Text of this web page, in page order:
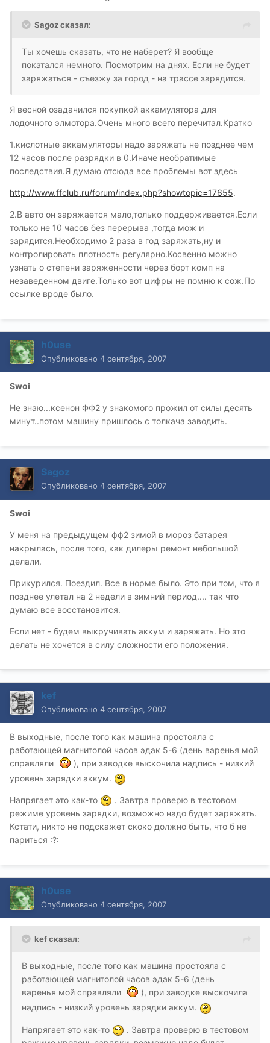
Sagoz сказал:
Ты хочешь сказать, что не наберет? Я вообще
покатался немного. Посмотрим на днях. Если не будет
заряжаться - съезжу за город - на трассе зарядится.
Я весной озадачился покупкой аккамулятора для
лодочного элмотора.Очень много всего перечитал.Кратко
1.кислотные аккамуляторы надо заряжать не позднее чем
12 часов после разрядки в 0.Иначе необратимые
последствия.Я думаю отсюда все проблемы вот здесь
http://www.ffclub.ru/forum/index.php?showtopic=17655.
2.В авто он заряжается мало,только поддерживается.Если
только не 10 часов без перерыва ,тогда мож и
зарядится.Необходимо 2 раза в год заряжать,ну и
контролировать плотность регулярно.Косвенно можно
узнать о степени заряженности через борт комп на
незаведенном двиге.Только вот цифры не помню к сож.По
ссылке вроде было.
h0use
Опубликовано 4 сентября, 2007
Swoi
Не знаю...ксенон ФФ2 у знакомого прожил от силы десять
минут..потом машину пришлось с толкача заводить.
Sagoz
Опубликовано 4 сентября, 2007
Swoi
У меня на предыдущем фф2 зимой в мороз батарея
накрылась, после того, как дилеры ремонт небольшой
делали.
Прикурился. Поездил. Все в норме было. Это при том, что я
позднее улетал на 2 недели в зимний период.... так что
думаю все восстановится.
Если нет - будем выкручивать аккум и заряжать. Но это
делать не хочется в силу сложности его положения.
kef
Опубликовано 4 сентября, 2007
В выходные, после того как машина простояла с
работающей магнитолой часов эдак 5-6 (день варенья мой
справляли
), при заводке выскочила надпись - низкий
уровень зарядки аккум.
Напрягает это как-то
. Завтра проверю в тестовом
режиме уровень зарядки, возможно надо будет заряжать.
Кстати, никто не подскажет скоко должно быть, что б не
париться :?:
h0use
Опубликовано 4 сентября, 2007
kef сказал:
В выходные, после того как машина простояла с
работающей магнитолой часов эдак 5-6 (день
варенья мой справляли
), при заводке выскочила
надпись - низкий уровень зарядки аккум.
Напрягает это как-то
. Завтра проверю в тестовом